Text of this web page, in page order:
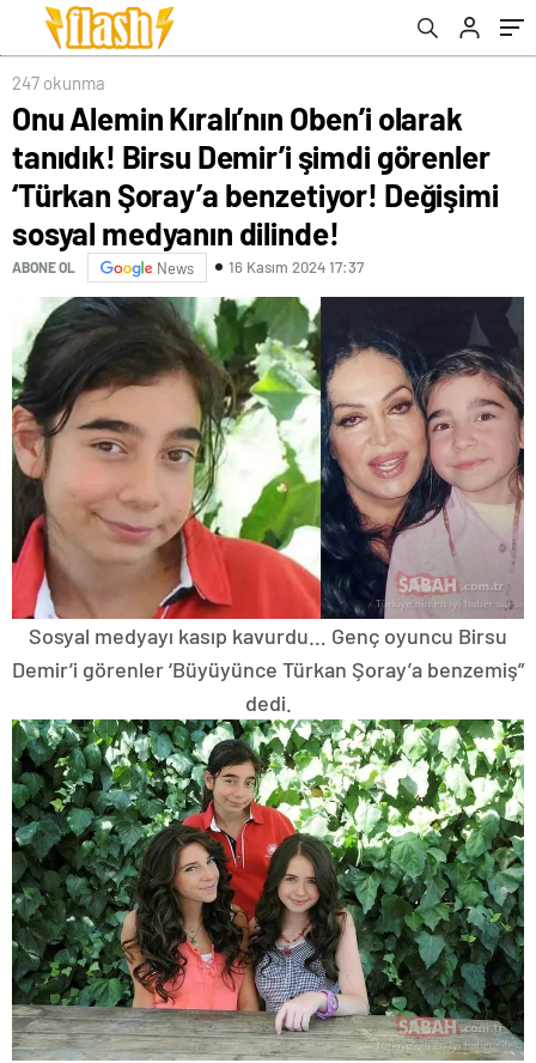
benzetiyor! Değişimi sosyal medyanın
dilinde!
247 okunma
Onu Alemin Kıralı’nın Oben’i olarak
tanıdık! Birsu Demir’i şimdi görenler
‘Türkan Şoray’a benzetiyor! Değişimi
sosyal medyanın dilinde!
ABONE OL News 16 Kasım 2024 17:37
Sosyal medyayı kasıp kavurdu… Genç oyuncu Birsu
Demir’i görenler ‘Büyüyünce Türkan Şoray’a benzemiş”
dedi.
uzadı